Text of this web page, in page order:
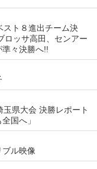
スト８進出チーム決
ロッサ高田、センアー
準々決勝へ!!
玉県大会 決勝レポート
国へ」
ブル映像